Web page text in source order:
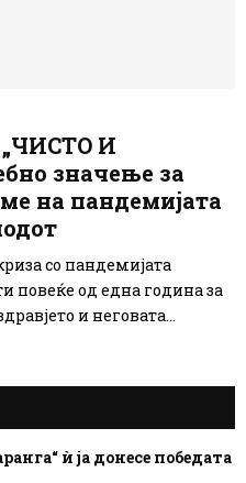
И
значење за
на пандемијата
со пандемијата
повеќе од една година за
и неговата...
ѝ ја донесе победата